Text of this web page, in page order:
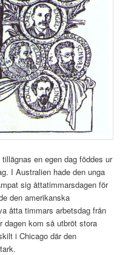
en egen dag föddes ur
I Australien hade den unga
sig åttatimmarsdagen för
den amerikanska
åtta timmars arbetsdag från
dagen kom så utbröt stora
i Chicago där den